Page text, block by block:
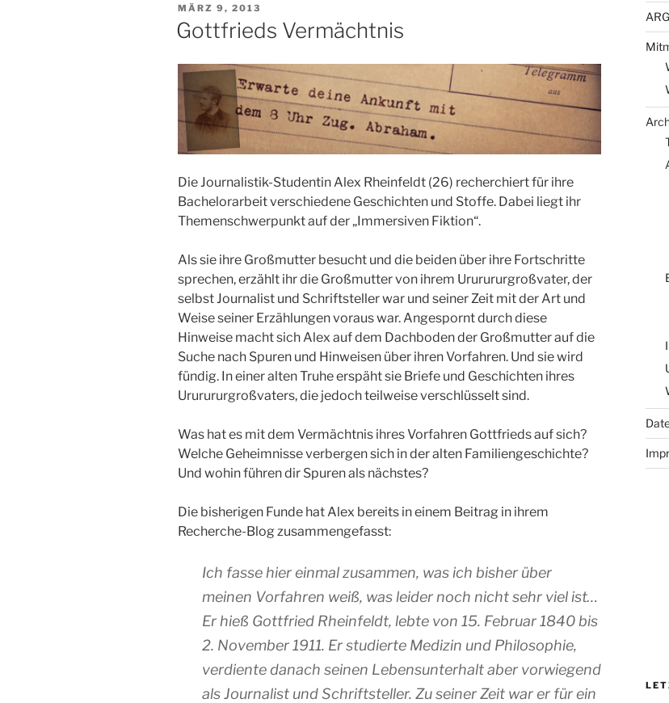
VERÖFFENTLICHT
AM
MÄRZ 9, 2013
Gottfrieds Vermächtnis
Die Journalistik-Studentin Alex Rheinfeldt (26) recherchiert für ihre
Bachelorarbeit verschiedene Geschichten und Stoffe. Dabei liegt ihr
Themenschwerpunkt auf der „Immersiven Fiktion“.
Als sie ihre Großmutter besucht und die beiden über ihre Fortschritte
sprechen, erzählt ihr die Großmutter von ihrem Ururururgroßvater, der
selbst Journalist und Schriftsteller war und seiner Zeit mit der Art und
Weise seiner Erzählungen voraus war. Angespornt durch diese
Hinweise macht sich Alex auf dem Dachboden der Großmutter auf die
Suche nach Spuren und Hinweisen über ihren Vorfahren. Und sie wird
fündig. In einer alten Truhe erspäht sie Briefe und Geschichten ihres
Ururururgroßvaters, die jedoch teilweise verschlüsselt sind.
Was hat es mit dem Vermächtnis ihres Vorfahren Gottfrieds auf sich?
Welche Geheimnisse verbergen sich in der alten Familiengeschichte?
Und wohin führen dir Spuren als nächstes?
Die bisherigen Funde hat Alex bereits in einem Beitrag in ihrem
Recherche-Blog zusammengefasst:
Ich fasse hier einmal zusammen, was ich bisher über
meinen Vorfahren weiß, was leider noch nicht sehr viel ist…
Er hieß Gottfried Rheinfeldt, lebte von 15. Februar 1840 bis
2. November 1911. Er studierte Medizin und Philosophie,
verdiente danach seinen Lebensunterhalt aber vorwiegend
als Journalist und Schriftsteller. Zu seiner Zeit war er für ein